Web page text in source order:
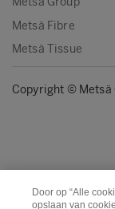
Metsä Fibre
Metsä Tissue
Copyright © Metsä
Door op “Alle
opslaan van